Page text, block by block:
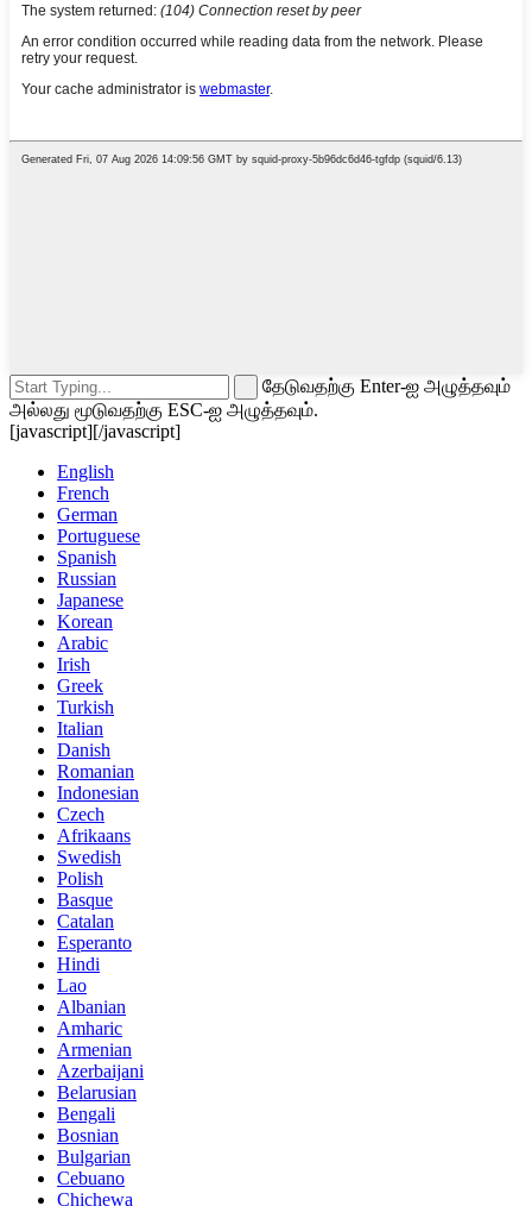
தேடுவதற்கு Enter-ஐ அழுத்தவும்
அல்லது மூடுவதற்கு ESC-ஐ அழுத்தவும்.
[javascript][/javascript]
English
French
German
Portuguese
Spanish
Russian
Japanese
Korean
Arabic
Irish
Greek
Turkish
Italian
Danish
Romanian
Indonesian
Czech
Afrikaans
Swedish
Polish
Basque
Catalan
Esperanto
Hindi
Lao
Albanian
Amharic
Armenian
Azerbaijani
Belarusian
Bengali
Bosnian
Bulgarian
Cebuano
Chichewa